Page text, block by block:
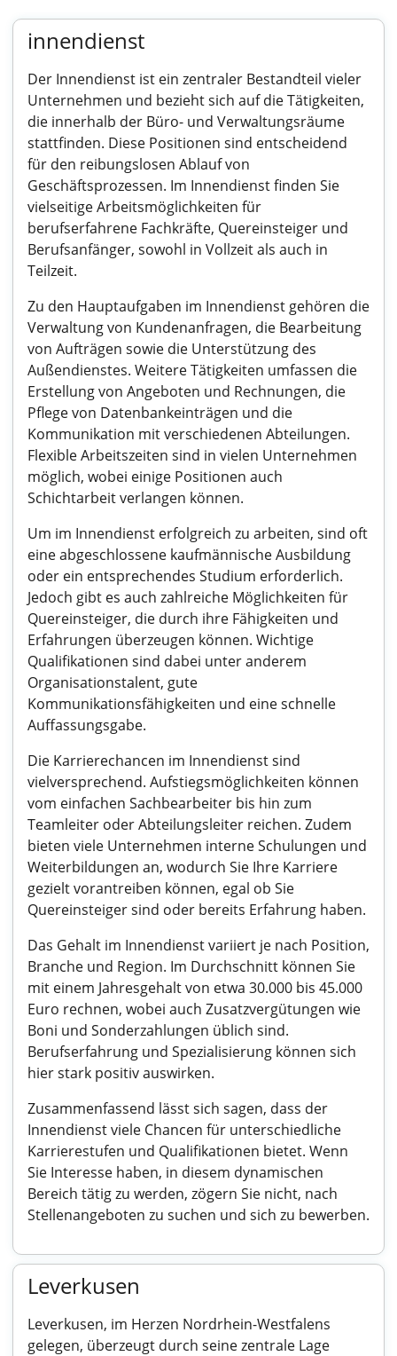
innendienst
Der Innendienst ist ein zentraler Bestandteil vieler
Unternehmen und bezieht sich auf die Tätigkeiten,
die innerhalb der Büro- und Verwaltungsräume
stattfinden. Diese Positionen sind entscheidend
für den reibungslosen Ablauf von
Geschäftsprozessen. Im Innendienst finden Sie
vielseitige Arbeitsmöglichkeiten für
berufserfahrene Fachkräfte, Quereinsteiger und
Berufsanfänger, sowohl in Vollzeit als auch in
Teilzeit.
Zu den Hauptaufgaben im Innendienst gehören die
Verwaltung von Kundenanfragen, die Bearbeitung
von Aufträgen sowie die Unterstützung des
Außendienstes. Weitere Tätigkeiten umfassen die
Erstellung von Angeboten und Rechnungen, die
Pflege von Datenbankeinträgen und die
Kommunikation mit verschiedenen Abteilungen.
Flexible Arbeitszeiten sind in vielen Unternehmen
möglich, wobei einige Positionen auch
Schichtarbeit verlangen können.
Um im Innendienst erfolgreich zu arbeiten, sind oft
eine abgeschlossene kaufmännische Ausbildung
oder ein entsprechendes Studium erforderlich.
Jedoch gibt es auch zahlreiche Möglichkeiten für
Quereinsteiger, die durch ihre Fähigkeiten und
Erfahrungen überzeugen können. Wichtige
Qualifikationen sind dabei unter anderem
Organisationstalent, gute
Kommunikationsfähigkeiten und eine schnelle
Auffassungsgabe.
Die Karrierechancen im Innendienst sind
vielversprechend. Aufstiegsmöglichkeiten können
vom einfachen Sachbearbeiter bis hin zum
Teamleiter oder Abteilungsleiter reichen. Zudem
bieten viele Unternehmen interne Schulungen und
Weiterbildungen an, wodurch Sie Ihre Karriere
gezielt vorantreiben können, egal ob Sie
Quereinsteiger sind oder bereits Erfahrung haben.
Das Gehalt im Innendienst variiert je nach Position,
Branche und Region. Im Durchschnitt können Sie
mit einem Jahresgehalt von etwa 30.000 bis 45.000
Euro rechnen, wobei auch Zusatzvergütungen wie
Boni und Sonderzahlungen üblich sind.
Berufserfahrung und Spezialisierung können sich
hier stark positiv auswirken.
Zusammenfassend lässt sich sagen, dass der
Innendienst viele Chancen für unterschiedliche
Karrierestufen und Qualifikationen bietet. Wenn
Sie Interesse haben, in diesem dynamischen
Bereich tätig zu werden, zögern Sie nicht, nach
Stellenangeboten zu suchen und sich zu bewerben.
Leverkusen
Leverkusen, im Herzen Nordrhein-Westfalens
gelegen, überzeugt durch seine zentrale Lage